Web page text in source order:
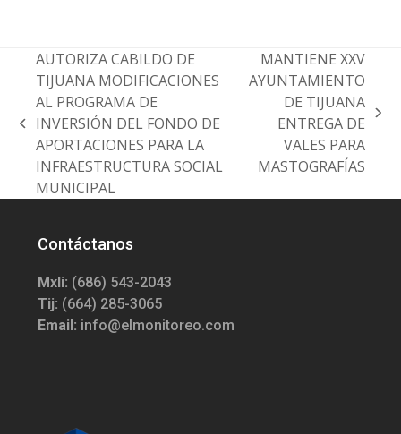
previous
post:
AUTORIZA CABILDO DE
TIJUANA MODIFICACIONES
AL PROGRAMA DE
INVERSIÓN DEL FONDO DE
APORTACIONES PARA LA
INFRAESTRUCTURA SOCIAL
MUNICIPAL
MANTIENE XXV
AYUNTAMIENTO
DE TIJUANA
ENTREGA DE
VALES PARA
MASTOGRAFÍAS
Contáctanos
Mxli: (686) 543-2043
Tij: (664) 285-3065
Email: info@elmonitoreo.com